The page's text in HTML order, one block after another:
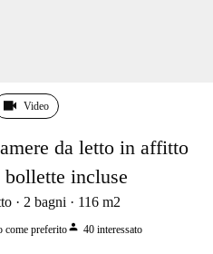
Video
da letto in affitto
incluse
2 bagni 116 m2
come preferitoperson 40 interessato